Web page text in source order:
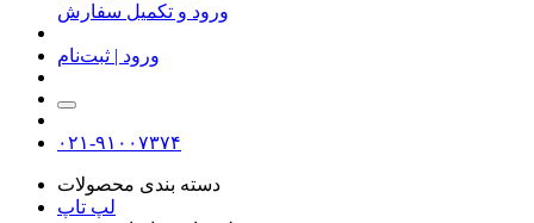
ورود و تکمیل سفارش
ورود | ثبت‌نام
۰۲۱-۹۱۰۰۷۳۷۴
دسته بندی محصولات
لپ تاپ